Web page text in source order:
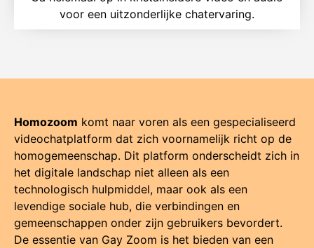
voor een uitzonderlijke chatervaring.
Homozoom komt naar voren als een gespecialiseerd
videochatplatform dat zich voornamelijk richt op de
homogemeenschap. Dit platform onderscheidt zich in
het digitale landschap niet alleen als een
technologisch hulpmiddel, maar ook als een
levendige sociale hub, die verbindingen en
gemeenschappen onder zijn gebruikers bevordert.
De essentie van Gay Zoom is het bieden van een